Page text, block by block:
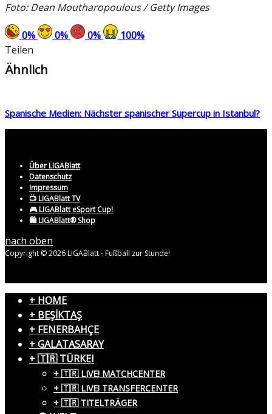
Foto: Dean Moutharopoulous / Getty Images
0% 0% 0% 100%
Teilen
Ähnlich
Spanische Medien: Nächster spanischer Supercup in Istanbul?
Über LIGABlatt
Datenschutz
Impressum
📺 LIGABlatt TV
🎮 LIGABlatt eSport Cup!
🛍️ LIGABlatt® Shop
nach oben
Copyright © 2026 LIGABlatt - Fußball zur Stunde!
+ HOME
+ BEŞİKTAŞ
+ FENERBAHÇE
+ GALATASARAY
+ 🇹🇷 TÜRKEI
+ 🇹🇷 LIVE! MATCHCENTER
+ 🇹🇷 LIVE! TRANSFERCENTER
+ 🇹🇷 TITELTRÄGER